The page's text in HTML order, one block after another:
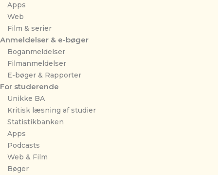
Apps
Web
Film & serier
Anmeldelser & e-bøger
Boganmeldelser
Filmanmeldelser
E-bøger & Rapporter
For studerende
Unikke BA
Kritisk læsning af studier
Statistikbanken
Apps
Podcasts
Web & Film
Bøger